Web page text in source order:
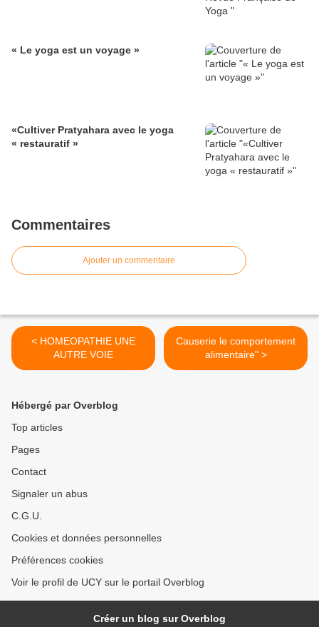
« Le yoga est un voyage »
«Cultiver Pratyahara avec le yoga
« restauratif »
Commentaires
Ajouter un commentaire
< HOMEOPATHIE UNE
AUTRE VOIE
Causerie le comportement
alimentaire" >
Hébergé par Overblog
Top articles
Pages
Contact
Signaler un abus
C.G.U.
Cookies et données personnelles
Préférences cookies
Voir le profil de UCY sur le portail Overblog
Créer un blog sur Overblog